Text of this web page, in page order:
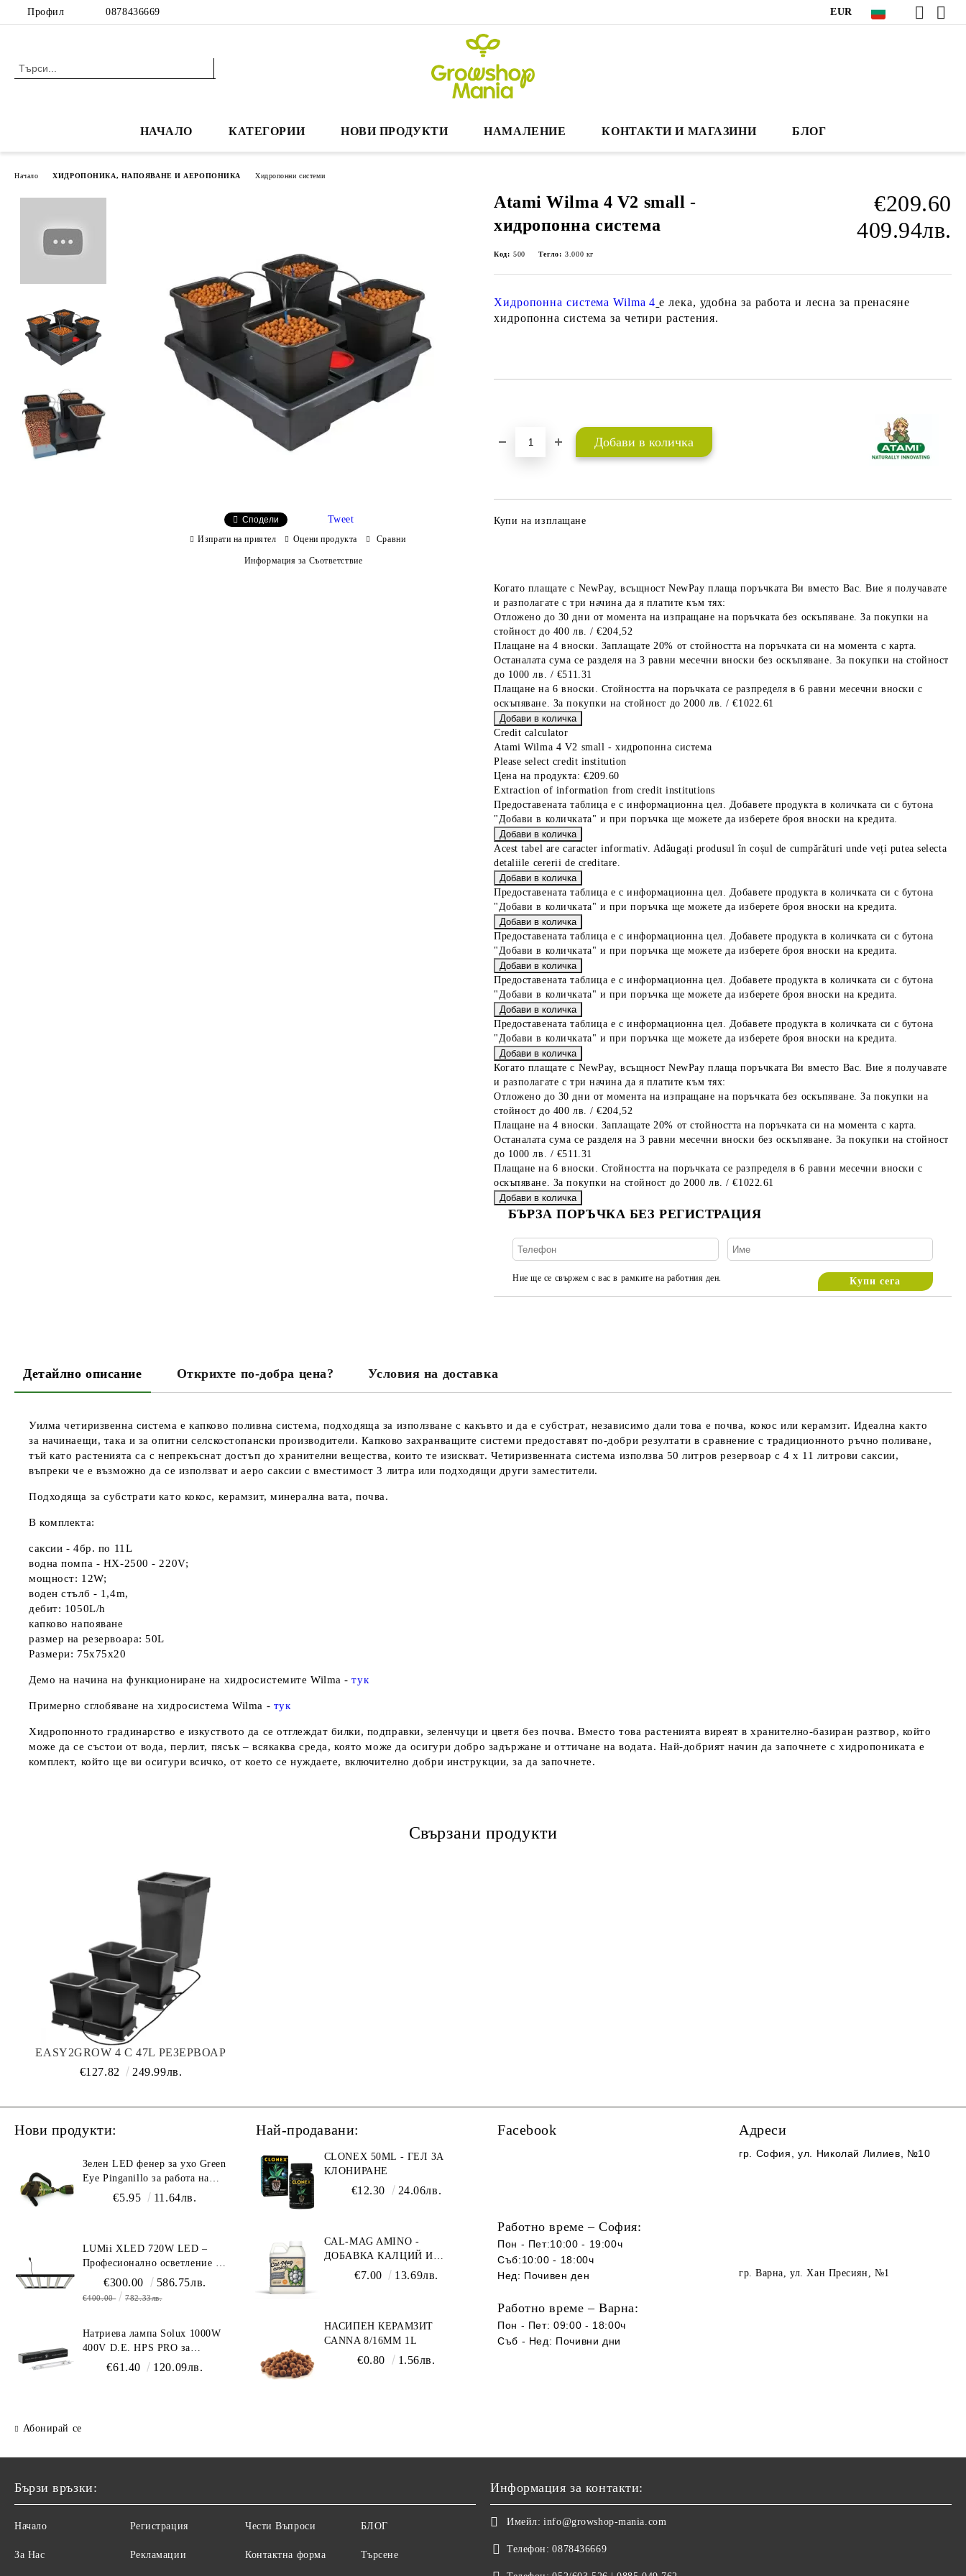
Профил 0878436669 EUR
НАЧАЛО КАТЕГОРИИ НОВИ ПРОДУКТИ НАМАЛЕНИЕ КОНТАКТИ И МАГАЗИНИ БЛОГ
Начало ХИДРОПОНИКА, НАПОЯВАНЕ И АЕРОПОНИКА Хидропонни системи
Atami Wilma 4 V2 small -
хидропонна система
€209.60
409.94лв.
Код: 500 Тегло: 3.000 кг
Хидропонна система Wilma 4 е лека, удобна за работа и лесна за пренасяне
хидропонна система за четири растения.
Купи на изплащане
Когато плащате с NewPay, всъщност NewPay плаща поръчката Ви вместо Вас. Вие я получавате
и разполагате с три начина да я платите към тях:
Отложено до 30 дни от момента на изпращане на поръчката без оскъпяване. За покупки на
стойност до 400 лв. / €204,52
Плащане на 4 вноски. Заплащате 20% от стойността на поръчката си на момента с карта.
Останалата сума се разделя на 3 равни месечни вноски без оскъпяване. За покупки на стойност
до 1000 лв. / €511.31
Плащане на 6 вноски. Стойността на поръчката се разпределя в 6 равни месечни вноски с
оскъпяване. За покупки на стойност до 2000 лв. / €1022.61
Credit calculator
Atami Wilma 4 V2 small - хидропонна система
Please select credit institution
Цена на продукта: €209.60
Extraction of information from credit institutions
Предоставената таблица е с информационна цел. Добавете продукта в количката си с бутона
"Добави в количката" и при поръчка ще можете да изберете броя вноски на кредита.
Acest tabel are caracter informativ. Adăugați produsul în coșul de cumpărături unde veți putea selecta
detaliile cererii de creditare.
Предоставената таблица е с информационна цел. Добавете продукта в количката си с бутона
"Добави в количката" и при поръчка ще можете да изберете броя вноски на кредита.
Предоставената таблица е с информационна цел. Добавете продукта в количката си с бутона
"Добави в количката" и при поръчка ще можете да изберете броя вноски на кредита.
Предоставената таблица е с информационна цел. Добавете продукта в количката си с бутона
"Добави в количката" и при поръчка ще можете да изберете броя вноски на кредита.
Предоставената таблица е с информационна цел. Добавете продукта в количката си с бутона
"Добави в количката" и при поръчка ще можете да изберете броя вноски на кредита.
Когато плащате с NewPay, всъщност NewPay плаща поръчката Ви вместо Вас. Вие я получавате
и разполагате с три начина да я платите към тях:
Отложено до 30 дни от момента на изпращане на поръчката без оскъпяване. За покупки на
стойност до 400 лв. / €204,52
Плащане на 4 вноски. Заплащате 20% от стойността на поръчката си на момента с карта.
Останалата сума се разделя на 3 равни месечни вноски без оскъпяване. За покупки на стойност
до 1000 лв. / €511.31
Плащане на 6 вноски. Стойността на поръчката се разпределя в 6 равни месечни вноски с
оскъпяване. За покупки на стойност до 2000 лв. / €1022.61
БЪРЗА ПОРЪЧКА БЕЗ РЕГИСТРАЦИЯ
Ние ще се свържем с вас в рамките на работния ден.
Сподели Tweet
Изпрати на приятел Оцени продукта Сравни
Информация за Съответствие
Детайлно описание Открихте по-добра цена? Условия на доставка
Уилма четиризвенна система е капково поливна система, подходяща за използване с какъвто и да е субстрат, независимо дали това е почва, кокос или керамзит. Идеална както
за начинаещи, така и за опитни селскостопански производители. Капково захранващите системи предоставят по-добри резултати в сравнение с традиционното ръчно поливане,
тъй като растенията са с непрекъснат достъп до хранителни вещества, които те изискват. Четиризвенната система използва 50 литров резервоар с 4 х 11 литрови саксии,
въпреки че е възможно да се използват и аеро саксии с вместимост 3 литра или подходящи други заместители.
Подходящa за субстрати като кокос, керамзит, минерална вата, почва.
В комплекта:
саксии - 4бр. по 11L
водна помпа - HX-2500 - 220V;
мощност: 12W;
воден стълб - 1,4m,
дебит: 1050L/h
капково напояване
размер на резервоара: 50L
Размери: 75x75x20
Демо на начинa на функциониране на хидросистемите Wilma -тук
Примерно сглобяване на хидросистема Wilma - тук
Хидропонното градинарство е изкуството да се отглеждат билки, подправки, зеленчуци и цветя без почва. Вместо това растенията виреят в хранително-базиран разтвор, който
може да се състои от вода, перлит, пясък – всякаква среда, която може да осигури добро задържане и оттичане на водата. Най-добрият начин да започнете с хидропониката е
комплект, който ще ви осигури всичко, от което се нуждаете, включително добри инструкции, за да започнете.
Свързани продукти
EASY2GROW 4 С 47L РЕЗЕРВОАР
€127.82
249.99лв.
Нови продукти:
Зелен LED фенер за ухо Green
Eye Pinganillo за работа на
тъмно в гроурум
€5.95 11.64лв.
LUMii XLED 720W LED –
Професионално осветление с
пълен спектър (1700 µmol/s)
€300.00 586.75лв.
€400.00 782.33лв.
Натриева лампа Solux 1000W
400V D.E. HPS PRO за
професионално осветление
€61.40 120.09лв.
Абонирай се
Най-продавани:
CLONEX 50ML - ГЕЛ ЗА
КЛОНИРАНЕ
€12.30 24.06лв.
CAL-MAG AMINO -
ДОБАВКА КАЛЦИЙ И
МАГНЕЗИЙ
€7.00 13.69лв.
НАСИПЕН КЕРАМЗИТ
CANNA 8/16ММ 1L
€0.80 1.56лв.
Facebook
Работно време – София:
Пон - Пет:10:00 - 19:00ч
Съб:10:00 - 18:00ч
Нед: Почивен ден
Работно време – Варна:
Пон - Пет: 09:00 - 18:00ч
Съб - Нед: Почивни дни
Адреси
гр. София , ул. Николай Лилиев, №10
гр. Варна, ул. Хан Пресиян, №1
Бързи връзки:
Начало
За Нас
Регистрация
Рекламации
Чести Въпроси
Контактна форма
БЛОГ
Търсене
Информация за контакти:
Имейл: info@growshop-mania.com
Телефон: 0878436669